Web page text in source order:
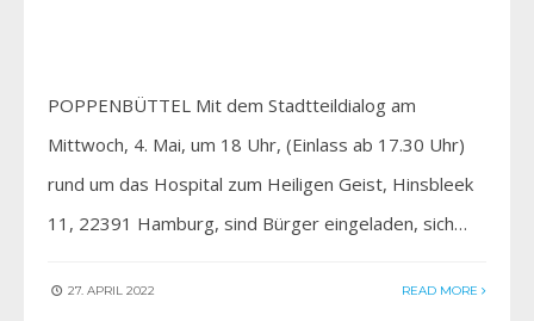
POPPENBÜTTEL Mit dem Stadtteildialog am
Mittwoch, 4. Mai, um 18 Uhr, (Einlass ab 17.30 Uhr)
rund um das Hospital zum Heiligen Geist, Hinsbleek
11, 22391 Hamburg, sind Bürger eingeladen, sich…
27. APRIL 2022 READ MORE